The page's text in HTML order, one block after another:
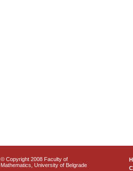
© Copyright 2008 Faculty of
Mathematics, University of Belgrade